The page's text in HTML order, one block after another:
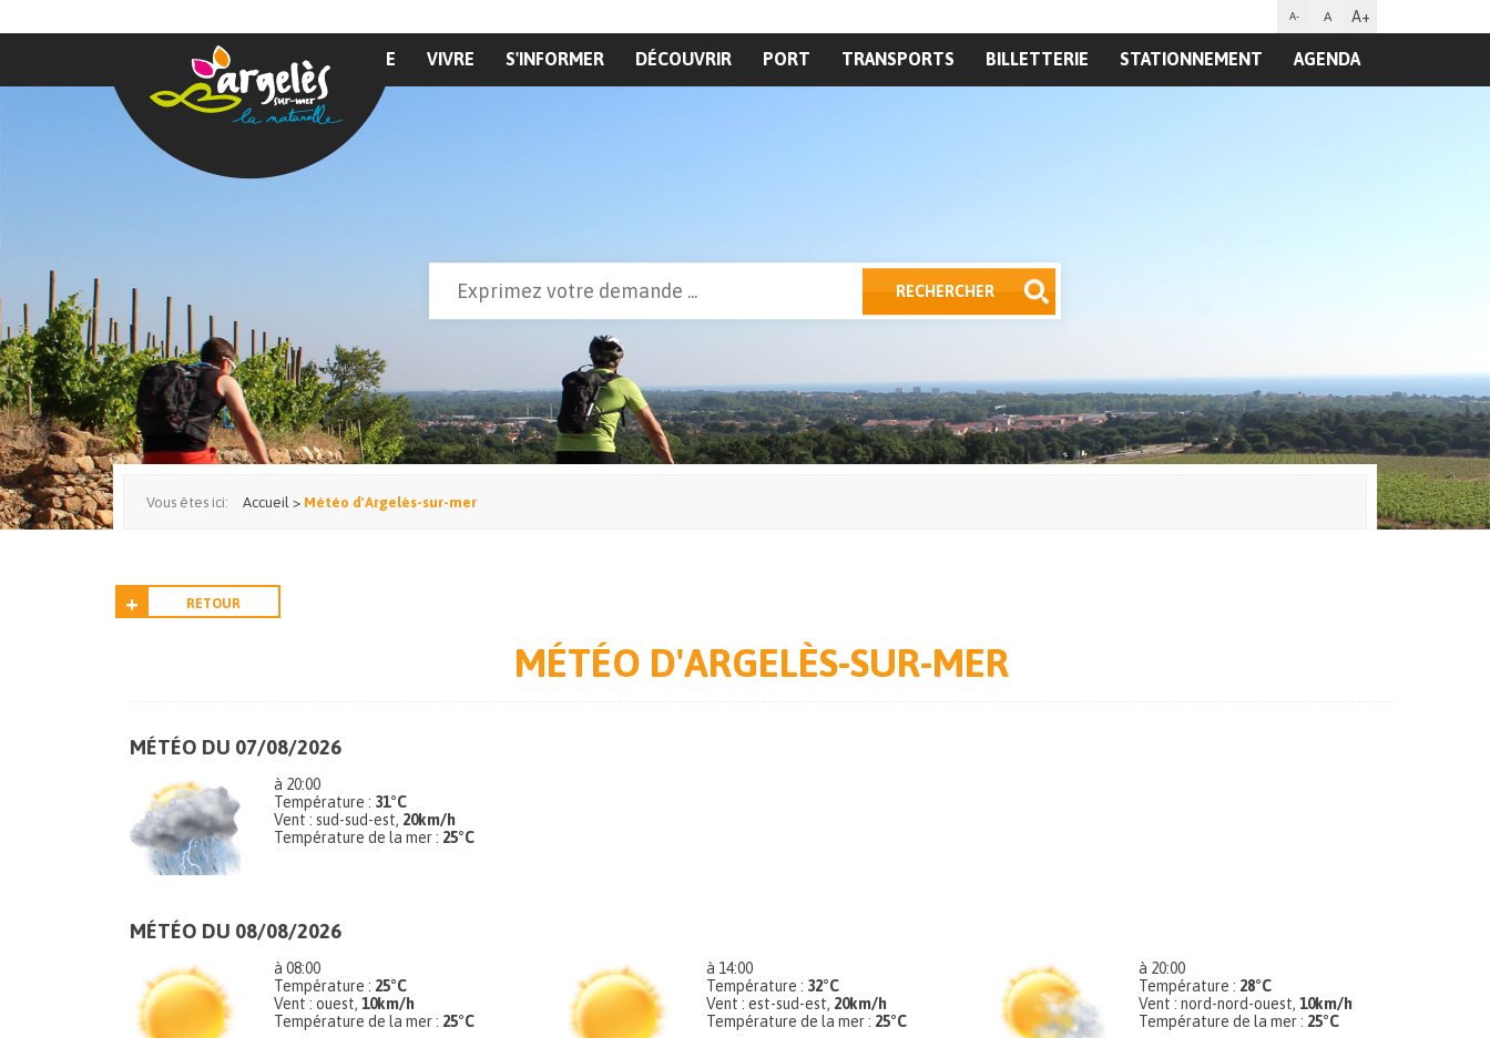
A- A A+
MAIRIE VIVRE S'INFORMER DÉCOUVRIR PORT TRANSPORTS BILLETTERIE STATIONNEMENT AGENDA
Formulaire de recherche RECHERCHER
Vous êtes ici: Accueil > Météo d'Argelès-sur-mer
RETOUR
MÉTÉO D'ARGELÈS-SUR-MER
MÉTÉO DU 07/08/2026
à 20:00
Température : 31°C
Vent : sud-sud-est, 20km/h
Température de la mer : 25°C
MÉTÉO DU 08/08/2026
à 08:00
Température : 25°C
Vent : ouest, 10km/h
Température de la mer : 25°C
à 14:00
Température : 32°C
Vent : est-sud-est, 20km/h
Température de la mer : 25°C
à 20:00
Température : 28°C
Vent : nord-nord-ouest, 10km/h
Température de la mer : 25°C